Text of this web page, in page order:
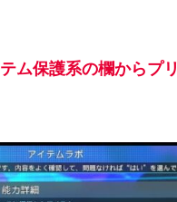
ム保護系の欄からプ